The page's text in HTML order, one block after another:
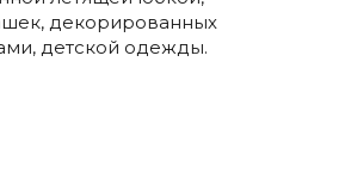
декорированных
детской одежды.